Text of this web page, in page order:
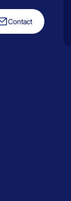
Contact